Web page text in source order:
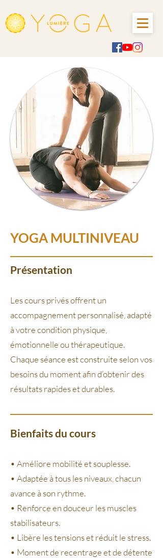
YOGA MULTINIVEAU
Présentation
Les cours privés offrent un
accompagnement personnalisé, adapté
à votre condition physique,
émotionnelle ou thérapeutique.
Chaque séance est construite selon vos
besoins du moment afin d’obtenir des
résultats rapides et durables.
Bienfaits du cours
• Améliore mobilité et souplesse.
• Adaptée à tous les niveaux, chacun
avance à son rythme.
• Renforce en douceur les muscles
stabilisateurs.
• Libère les tensions et réduit le stress.
• Moment de recentrage et de détente